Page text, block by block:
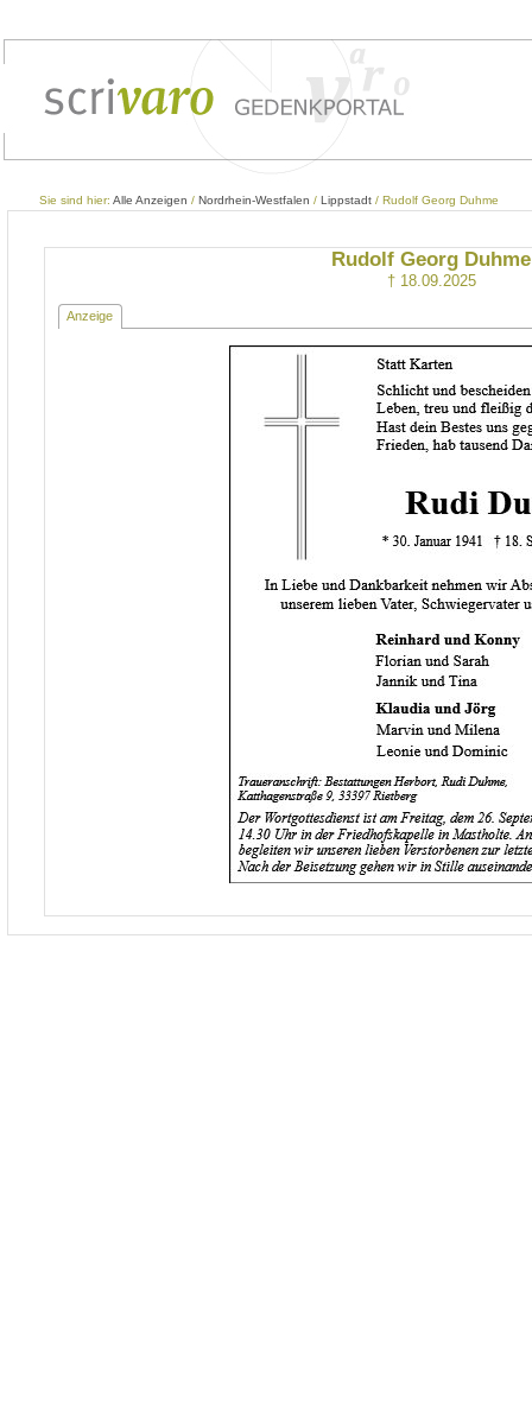
Sie sind hier: Alle Anzeigen / Nordrhein-Westfalen / Lippstadt / Rudolf Georg Duhme
Rudolf Georg Duhme
† 18.09.2025
Anzeige